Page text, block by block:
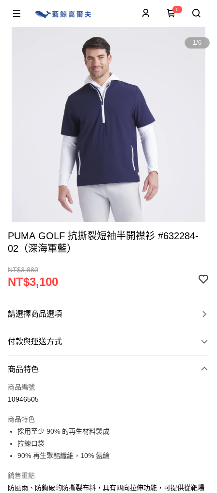
0
1/6
PUMA GOLF 抗撕裂短袖半開襟衫 #632284-
02（深海軍藍）
NT$3,880
NT$3,100
請選擇商品選項
付款與運送方式
信用卡一次付款
超商取貨付款
Apple Pay
悠遊付
運送方式
商品特色
商品編號
10946505
商品特色
採用至少 90% 的再生材料製成
拉鍊口袋
90% 再生聚酯纖維，10% 氨綸
銷售重點
防風雨、防鉤破的防撕裂布料，具有四向拉伸功能，可提供從靶場